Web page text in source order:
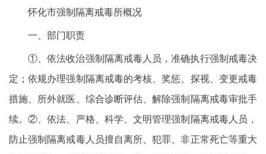
怀化市强制隔离戒毒所概况
一、部门职责
①、依法收治强制隔离戒毒人员，准确执行强制戒毒决
定；依规办理强制隔离戒毒的考核、奖惩、探视、变更戒毒
措施、所外就医、综合诊断评估、解除强制隔离戒毒审批手
续。②、依法、严格、科学、文明管理强制隔离戒毒人员，
防止强制隔离戒毒人员擅自离所、犯罪、非正常死亡等重大